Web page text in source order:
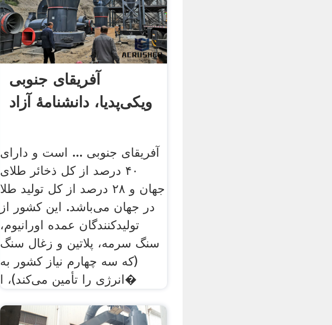
آفریقای جنوبی
ویکی‌پدیا، دانشنامهٔ آزاد
آفریقای جنوبی ... است و دارای
۴۰ درصد از کل ذخائر طلای
جهان و ۲۸ درصد از کل تولید طلا
در جهان می‌باشد. این کشور از
تولیدکنندگان عمده اورانیوم،
سنگ سرمه، پلاتین و زغال سنگ
(که سه چهارم نیاز کشور به
انرژی را تأمین می‌کند)، ا�